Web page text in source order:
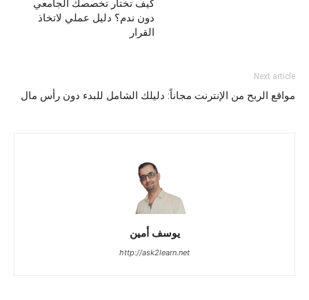
كيف تختار تخصصك الجامعي
دون ندم؟ دليل عملي لاتخاذ
القرار
Next article
مواقع الربح من الإنترنت مجاناً: دليلك الشامل للبدء دون رأس مال
يوسف أمين
http://ask2learn.net